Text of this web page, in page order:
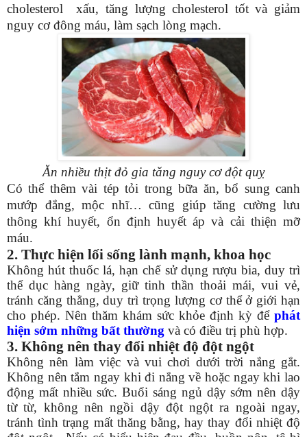
cholesterol xấu, tăng lượng cholesterol tốt và giảm
nguy cơ đông máu, làm sạch lòng mạch.
Ăn nhiều thịt đỏ gia tăng nguy cơ đột quỵ
Có thể thêm vài tép tỏi trong bữa ăn, bổ sung canh
mướp đắng, mộc nhĩ… cũng giúp tăng cường lưu
thông khí huyết, ổn định huyết áp và cải thiện mỡ
máu.
2. Thực hiện lối sống lành mạnh, khoa học
Không hút thuốc lá, hạn chế sử dụng rượu bia, duy trì
thể dục hàng ngày, giữ tinh thần thoải mái, vui vẻ,
tránh căng thẳng, duy trì trọng lượng cơ thể ở giới hạn
cho phép. Nên thăm khám sức khỏe định kỳ để phát
hiện sớm những bất thường và có điều trị phù hợp.
3. Không nên thay đổi nhiệt độ đột ngột
Không nên làm việc và vui chơi dưới trời nắng gắt.
Không nên tắm ngay khi đi nắng về hoặc ngay khi lao
động mất nhiều sức. Buổi sáng ngủ dậy sớm nên dậy
từ từ, không nên ngồi dậy đột ngột ra ngoài ngay,
tránh tình trạng mất thăng bằng, hay thay đổi nhiệt độ